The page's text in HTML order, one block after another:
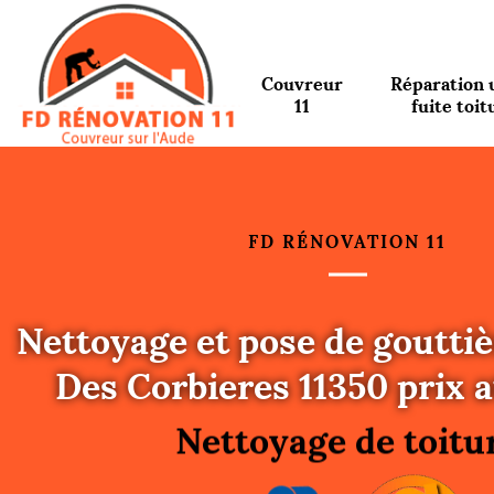
Couvreur
11
Réparation
fuite
FD RÉNOVATION 11
Nettoyage et pose de
Des Corbieres 11350 prix
Urgence fuite
Changement de
Nettoyage de